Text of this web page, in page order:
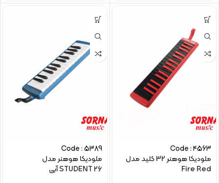
Code : 4563
ملودیکا هوهنر 32 کلید مدل
Fire Red
Code : 5389
ملودیکا هوهنر مدل
STUDENT 26 آبی